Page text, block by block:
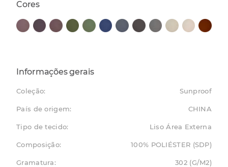
Cores
Informações gerais
Coleção: Sunproof
País de origem: CHINA
Tipo de tecido: Liso Área Externa
Composição: 100% POLIÉSTER (SDP)
Gramatura: 302 (G/M2)